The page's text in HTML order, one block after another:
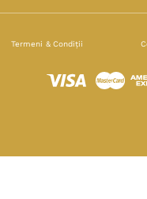
Termeni & Condiții